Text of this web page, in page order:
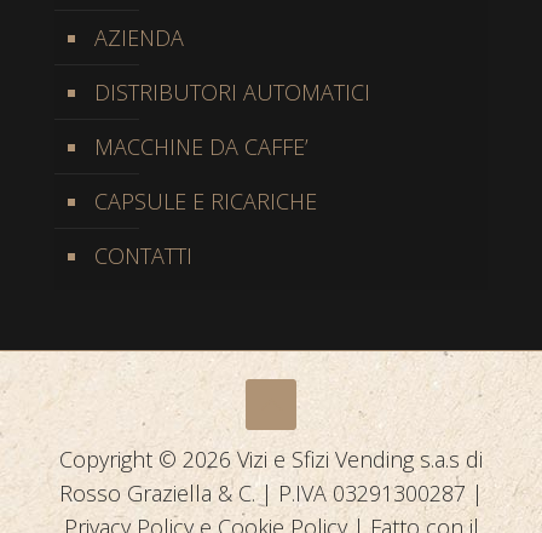
AZIENDA
DISTRIBUTORI AUTOMATICI
MACCHINE DA CAFFE’
CAPSULE E RICARICHE
CONTATTI
Copyright © 2026 Vizi e Sfizi Vending s.a.s di
Rosso Graziella & C. | P.IVA 03291300287 |